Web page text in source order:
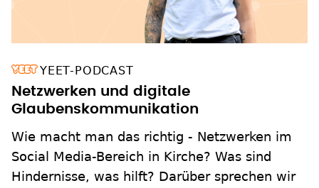
YEET-PODCAST
Netzwerken und digitale
Glaubenskommunikation
Wie macht man das richtig - Netzwerken im
Social Media-Bereich in Kirche? Was sind
Hindernisse, was hilft? Darüber sprechen wir